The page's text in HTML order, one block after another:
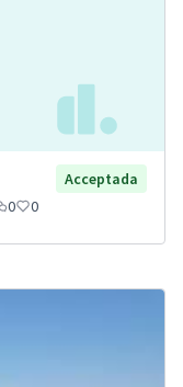
Acceptada
0 0